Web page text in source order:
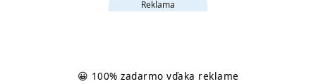
Reklama
😀 100% zadarmo vďaka reklame